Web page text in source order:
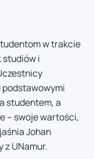
w trakcie
studiów i
podstawowymi
studentem, a
– swoje wartości,
Johan
UNamur.